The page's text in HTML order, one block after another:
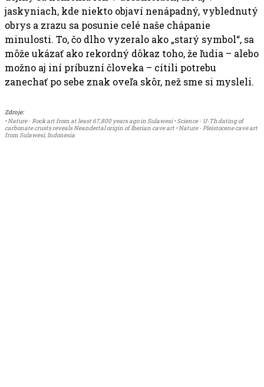
jaskyniach, kde niekto objaví nenápadný, vyblednutý
obrys a zrazu sa posunie celé naše chápanie
minulosti. To, čo dlho vyzeralo ako „starý symbol“, sa
môže ukázať ako rekordný dôkaz toho, že ľudia – alebo
možno aj iní príbuzní človeka – cítili potrebu
zanechať po sebe znak oveľa skôr, než sme si mysleli.
Zdroje:
• Nature - Rock art from at least 67,800 years ago in Sulawesi • Science - U-Th dating of
carbonate crusts reveals Neandertal origin of Iberian cave art • Nature - Pleistocene cave art
from Sulawesi, Indonesia